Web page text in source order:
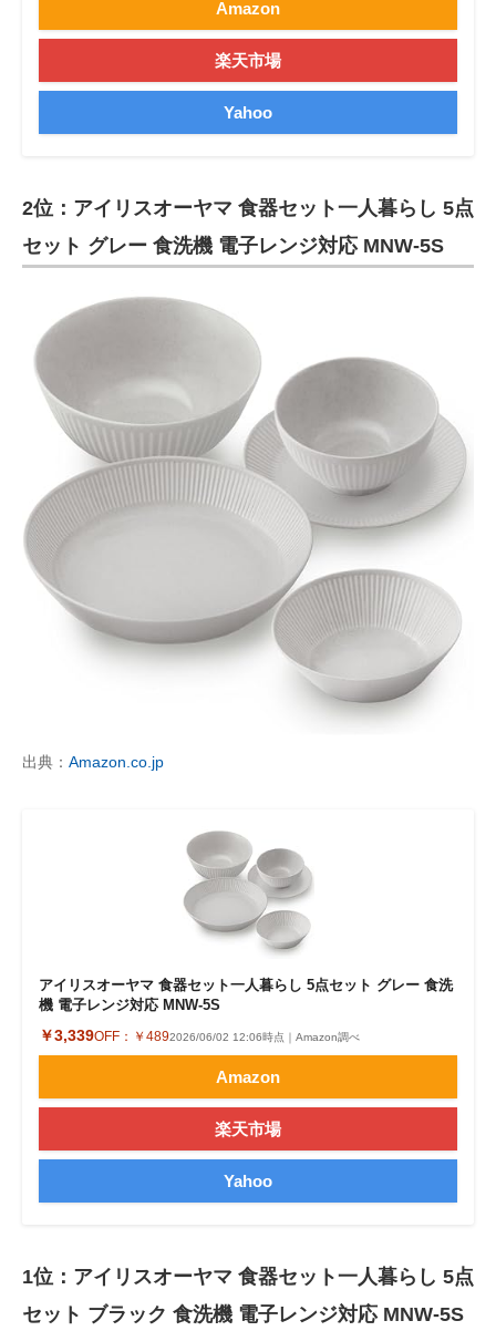
Amazon
楽天市場
Yahoo
2位：アイリスオーヤマ 食器セット一人暮らし 5点
セット グレー 食洗機 電子レンジ対応 MNW-5S
出典： Amazon.co.jp
アイリスオーヤマ 食器セット一人暮らし 5点セット グレー 食洗
機 電子レンジ対応 MNW-5S
￥3,339OFF： ￥4892026/06/02 12:06時点｜Amazon調べ
Amazon
楽天市場
Yahoo
1位：アイリスオーヤマ 食器セット一人暮らし 5点
セット ブラック 食洗機 電子レンジ対応 MNW-5S